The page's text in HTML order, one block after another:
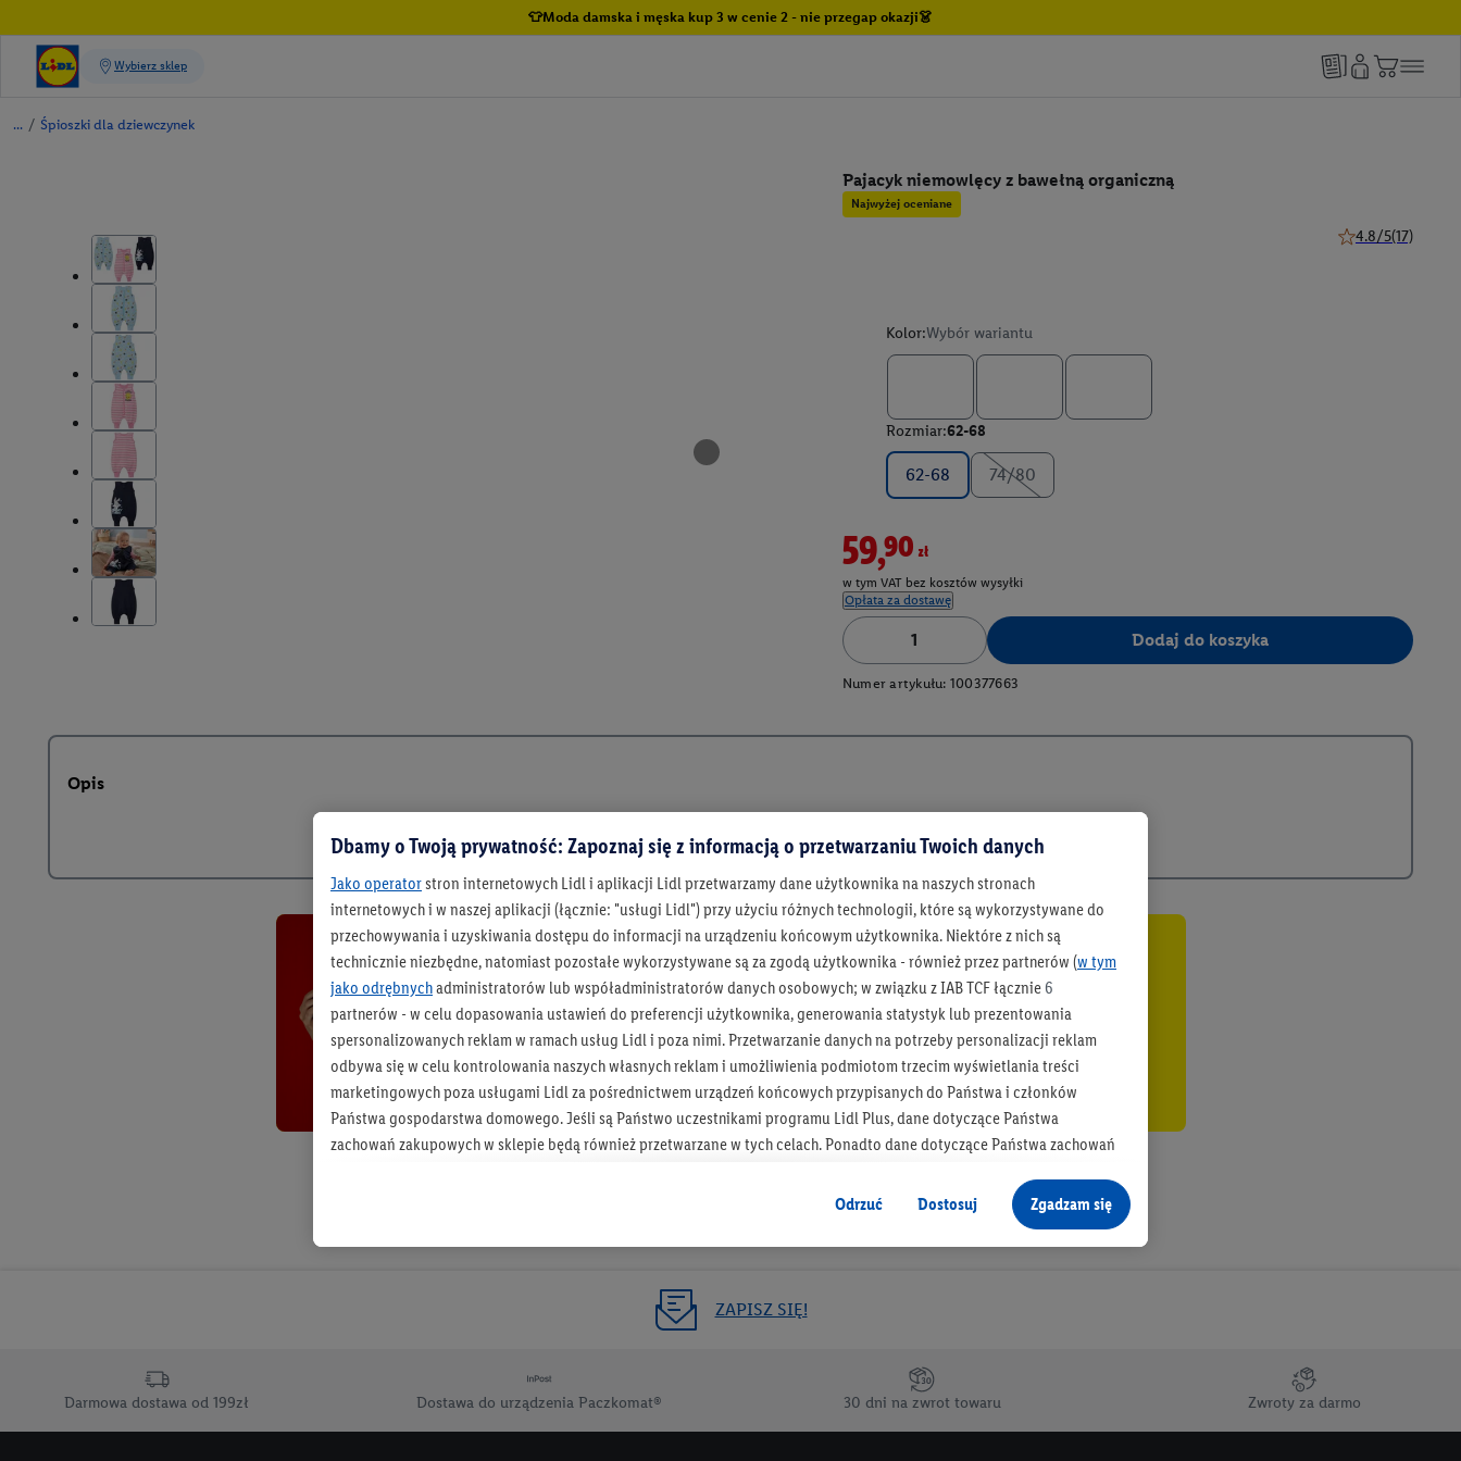
👕Moda damska i męska kup 3 w cenie 2 - nie przegap okazji👗
/ Śpioszki dla dziewczynek
Pajacyk niemowlęcy z bawełną organiczną
Najwyżej oceniane
4.8/5(17)
Kolor:Wybór wariantu
Rozmiar:62-68
62-68 74/80
59,90zł
w tym VAT bez kosztów wysyłki
Opłata za dostawę
Dodaj do koszyka
Numer artykułu: 100377663
Opis
Bądź na bieżąco
Otrzymuj newsletter Lidla
Zapisz się!
ZAPISZ SIĘ!
Darmowa dostawa od 199zł Dostawa do urządzenia Paczkomat® 30 dni na zwrot towaru Zwroty za darmo
Dbamy o Twoją prywatność: Zapoznaj się z informacją o przetwarzaniu Twoich danych
Jako operatorstron internetowych Lidl i aplikacji Lidl przetwarzamy dane użytkownika na naszych stronach
internetowych i w naszej aplikacji (łącznie: "usługi Lidl") przy użyciu różnych technologii, które są wykorzystywane do
przechowywania i uzyskiwania dostępu do informacji na urządzeniu końcowym użytkownika. Niektóre z nich są
technicznie niezbędne, natomiast pozostałe wykorzystywane są za zgodą użytkownika - również przez partnerów (w tym
jako odrębnychadministratorów lub współadministratorów danych osobowych; w związku z IAB TCF łącznie 6
partnerów - w celu dopasowania ustawień do preferencji użytkownika, generowania statystyk lub prezentowania
spersonalizowanych reklam w ramach usług Lidl i poza nimi. Przetwarzanie danych na potrzeby personalizacji reklam
odbywa się w celu kontrolowania naszych własnych reklam i umożliwienia podmiotom trzecim wyświetlania treści
marketingowych poza usługami Lidl za pośrednictwem urządzeń końcowych przypisanych do Państwa i członków
Państwa gospodarstwa domowego. Jeśli są Państwo uczestnikami programu Lidl Plus, dane dotyczące Państwa
zachowań zakupowych w sklepie będą również przetwarzane w tych celach. Ponadto dane dotyczące Państwa zachowań
jako niezależny administrator danych
Tworzenie spersonalizowanych reklam opiera się na generowaniu profili, które są również wzbogacane o dane z innych
informacji z konta klienta - np. wieku lub płci - a także dokładnych danych dotyczących lokalizacji), również przez różne
urządzenia końcowe i usługi Lidl, w tym przechowywanie lub uzyskiwanie dostępu do informacji na urządzeniach
przetwarzanie odbywa się również w celu pomiaru wydajności/skuteczności reklamy, badania grup docelowych,
opracowywania ofert oraz zapewnienia bezpieczeństwa technicznego i optymalizacji wyświetlania konkretnych treści.
Odrzuć Dostosuj Zgadzam się